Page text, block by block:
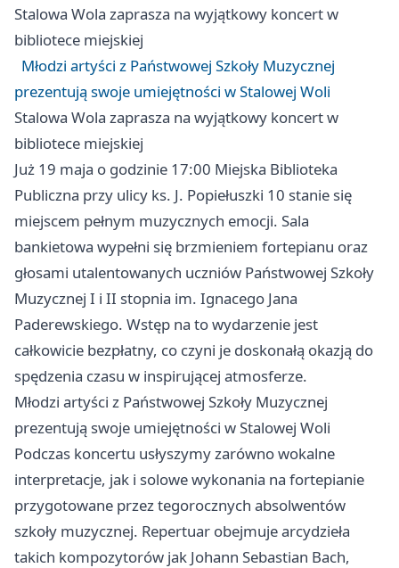
Stalowa Wola zaprasza na wyjątkowy koncert w
bibliotece miejskiej
Młodzi artyści z Państwowej Szkoły Muzycznej
prezentują swoje umiejętności w Stalowej Woli
Stalowa Wola zaprasza na wyjątkowy koncert w
bibliotece miejskiej
Już 19 maja o godzinie 17:00 Miejska Biblioteka
Publiczna przy ulicy ks. J. Popiełuszki 10 stanie się
miejscem pełnym muzycznych emocji. Sala
bankietowa wypełni się brzmieniem fortepianu oraz
głosami utalentowanych uczniów Państwowej Szkoły
Muzycznej I i II stopnia im. Ignacego Jana
Paderewskiego. Wstęp na to wydarzenie jest
całkowicie bezpłatny, co czyni je doskonałą okazją do
spędzenia czasu w inspirującej atmosferze.
Młodzi artyści z Państwowej Szkoły Muzycznej
prezentują swoje umiejętności w Stalowej Woli
Podczas koncertu usłyszymy zarówno wokalne
interpretacje, jak i solowe wykonania na fortepianie
przygotowane przez tegorocznych absolwentów
szkoły muzycznej. Repertuar obejmuje arcydzieła
takich kompozytorów jak Johann Sebastian Bach,